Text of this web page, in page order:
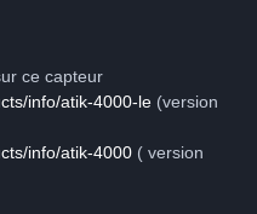
ce capteur
info/atik-4000-le (version
info/atik-4000 ( version